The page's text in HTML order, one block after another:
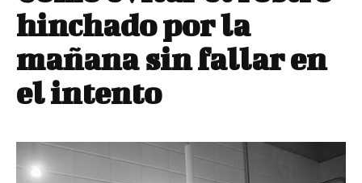
hinchado por la
mañana sin fallar en
el intento